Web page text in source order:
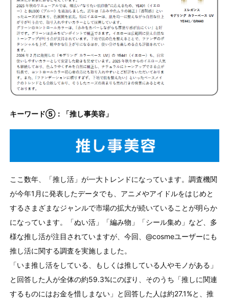
キーワード⑤：「推し事美容」
ここ数年、「推し活」が一大トレンドになっています。調査機関
が今年1月に発表したデータでも、アニメやアイドルをはじめと
するさまざまなジャンルで市場の拡大が続いていることが明らか
になっています。「ぬい活」「編み物」「シール集め」など、多
様な推し活が注目されていますが、今回、@cosmeユーザーにも
推し活に関する調査を実施しました。
「いま推し活をしている、もしくは推している人やモノがある」
と回答した人が全体の約59.3%にのぼり、そのうち「推しに関連
するものにはお金を惜しまない」と回答した人は約27.1%と、推